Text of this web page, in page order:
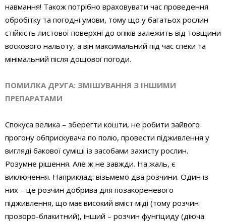
навмання! Також потрібно враховувати час проведення
обробітку та погодні умови, тому що у багатьох рослин
стійкість листової поверхні до опіків залежить від товщини
воскового нальоту, а він максимальний під час спеки та
мінімальний після дощової погоди.
ПОМИЛКА ДРУГА: ЗМІШУВАННЯ З ІНШИМИ
ПРЕПАРАТАМИ
Спокуса велика – зберегти кошти, не робити зайвого
прогону обприскувача по полю, провести підживлення у
вигляді бакової суміші із засобами захисту рослин.
Розумне рішення. Але ж не завжди. На жаль, є
виключення. Наприклад: візьмемо два розчини. Один із
них – це розчин добрива для позакореневого
підживлення, що має високий вміст міді (тому розчин
прозоро-блакитний), інший – розчин фунгіциду (діюча